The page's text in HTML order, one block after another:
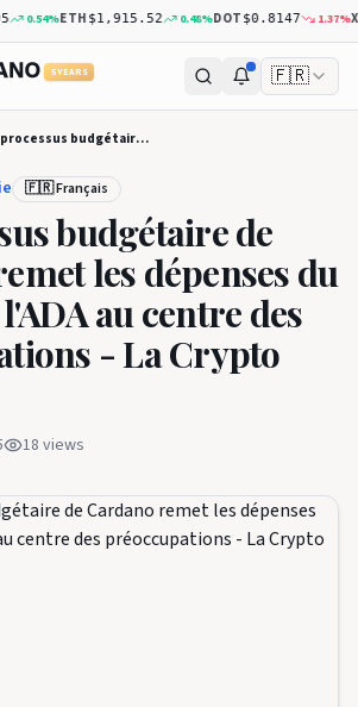
0.54%ETH$1,915.52 0.48%DOT$0.8147 1.37%XRP
5 YEARS 🇫🇷
Le processus budgétaire de Cardano remet les dépenses du Trésor de l'ADA au centre des préoccupations - La Crypto Monnaie
🇫🇷 Français
budgétaire de
les dépenses du
au centre des
- La Crypto
18 views